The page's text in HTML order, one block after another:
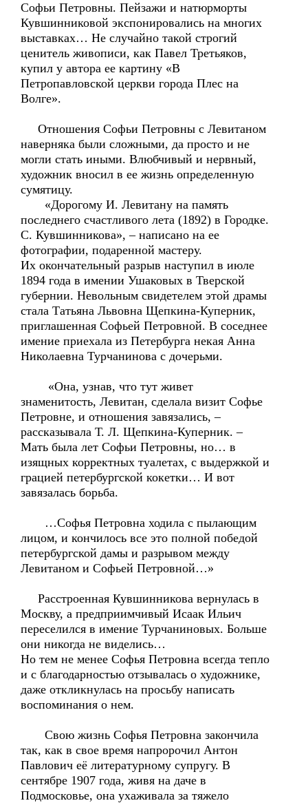
Софьи Петровны. Пейзажи и натюрморты
Кувшинниковой экспонировались на многих
выставках… Не случайно такой строгий
ценитель живописи, как Павел Третьяков,
купил у автора ее картину «В
Петропавловской церкви города Плес на
Волге».
Отношения Софьи Петровны с Левитаном
наверняка были сложными, да просто и не
могли стать иными. Влюбчивый и нервный,
художник вносил в ее жизнь определенную
сумятицу.
«Дорогому И. Левитану на память
последнего счастливого лета (1892) в Городке.
С. Кувшинникова», – написано на ее
фотографии, подаренной мастеру.
Их окончательный разрыв наступил в июле
1894 года в имении Ушаковых в Тверской
губернии. Невольным свидетелем этой драмы
стала Татьяна Львовна Щепкина-Куперник,
приглашенная Софьей Петровной. В соседнее
имение приехала из Петербурга некая Анна
Николаевна Турчанинова с дочерьми.
«Она, узнав, что тут живет
знаменитость, Левитан, сделала визит Софье
Петровне, и отношения завязались, –
рассказывала Т. Л. Щепкина-Куперник. –
Мать была лет Софьи Петровны, но… в
изящных корректных туалетах, с выдержкой и
грацией петербургской кокетки… И вот
завязалась борьба.
…Софья Петровна ходила с пылающим
лицом, и кончилось все это полной победой
петербургской дамы и разрывом между
Левитаном и Софьей Петровной…»
Расстроенная Кувшинникова вернулась в
Москву, а предприимчивый Исаак Ильич
переселился в имение Турчаниновых. Больше
они никогда не виделись…
Но тем не менее Софья Петровна всегда тепло
и с благодарностью отзывалась о художнике,
даже откликнулась на просьбу написать
воспоминания о нем.
Свою жизнь Софья Петровна закончила
так, как в свое время напророчил Антон
Павлович её литературному супругу. В
сентябре 1907 года, живя на даче в
Подмосковье, она ухаживала за тяжело